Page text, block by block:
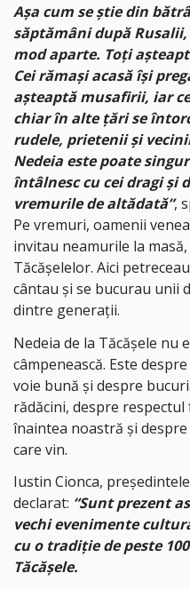
Așa cum se știe din
săptămâni după
mod aparte. Toți
Cei rămași acasă își
așteaptă musafirii, iar
chiar în alte țări se
rudele, prietenii și
Nedeia este poate
întâlnesc cu cei dragi și
vremurile de altădată”,
Pe vremuri, oamenii
invitau neamurile la
Tăcășelelor. Aici
cântau și se bucurau unii
dintre generații.
Nedeia de la Tăcășele nu
câmpenească. Este
voie bună și despre
rădăcini, despre
înaintea noastră și
care vin.
Iustin Cionca,
declarat: “Sunt prezent
vechi evenimente
cu o tradiție de peste
Tăcășele.